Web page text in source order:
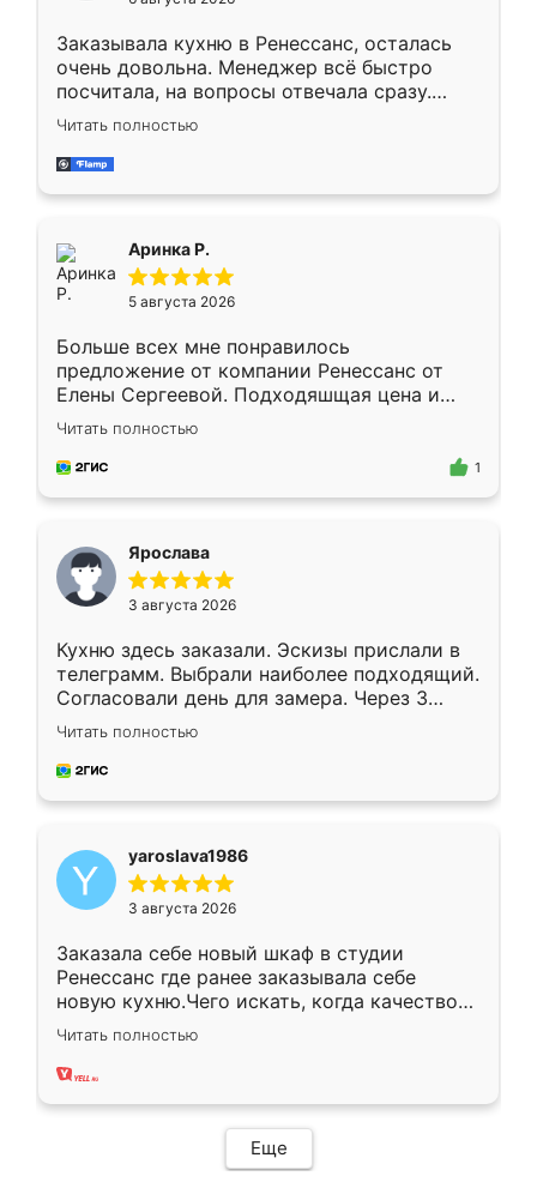
Заказывала кухню в Ренессанс, осталась
очень довольна. Менеджер всё быстро
посчитала, на вопросы отвечала сразу.
Замерщик приехал в субботу, подошёл к
делу со всей ответственностью. Собрали
за день, ребята работали аккуратно, даже
Читать полностью
Аринка Р.
5 августа 2026
Больше всех мне понравилось
предложение от компании Ренессанс от
Елены Сергеевой. Подходяшщая цена и
короткие сроки изготовления. Приехавший
для замера сотрудник Владислав
предложил по моему эскизу самый
Читать полностью
1
Ярослава
3 августа 2026
Кухню здесь заказали. Эскизы прислали в
телеграмм. Выбрали наиболее подходящий.
Согласовали день для замера. Через 3
недели кухня была уже готова. Остались
довольны работой. Спасибо Ренессанс
мебель за качественную работу!
Читать полностью
yaroslava1986
3 августа 2026
Заказала себе новый шкаф в студии
Ренессанс где ранее заказывала себе
новую кухню.Чего искать, когда качеством
вполне довольна. Служит кухня уже почти
два года, нареканий нет.
Читать полностью
Еще